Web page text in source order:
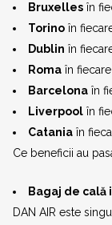
Bruxelles în
Torino în
Dublin în
Roma în fiecare
Barcelona în
Liverpool în
Catania în
Ce beneficii au
Bagaj de
DAN AIR este